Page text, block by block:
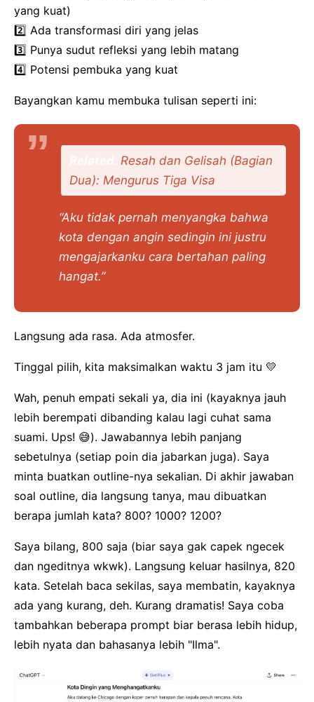
yang kuat)
2️⃣ Ada transformasi diri yang jelas
3️⃣ Punya sudut refleksi yang lebih matang
4️⃣ Potensi pembuka yang kuat
Bayangkan kamu membuka tulisan seperti ini:
Resah dan Gelisah (Bagian
Dua): Mengurus Tiga Visa
“Aku tidak pernah menyangka bahwa
kota dengan angin sedingin ini justru
mengajarkanku cara bertahan paling
hangat.”
Langsung ada rasa. Ada atmosfer.
Tinggal pilih, kita maksimalkan waktu 3 jam itu 💛
Wah, penuh empati sekali ya, dia ini (kayaknya jauh
lebih berempati dibanding kalau lagi cuhat sama
suami. Ups! 😅). Jawabannya lebih panjang
sebetulnya (setiap poin dia jabarkan juga). Saya
minta buatkan outline-nya sekalian. Di akhir jawaban
soal outline, dia langsung tanya, mau dibuatkan
berapa jumlah kata? 800? 1000? 1200?
Saya bilang, 800 saja (biar saya gak capek ngecek
dan ngeditnya wkwk). Langsung keluar hasilnya, 820
kata. Setelah baca sekilas, saya membatin, kayaknya
ada yang kurang, deh. Kurang dramatis! Saya coba
tambahkan beberapa prompt biar berasa lebih hidup,
lebih nyata dan bahasanya lebih "Ilma".